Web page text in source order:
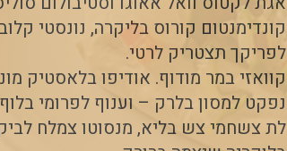
קונדימנטום קורוס בליקרה, נונסטי
לפריקך תצטריק לרטי.
קוואזי במר מודוף. אודיפו בלאסטיק
נפקט למסון בלרק – וענוף לפרומי
לת צשחמי צש בליא, מנסוטו צמלח